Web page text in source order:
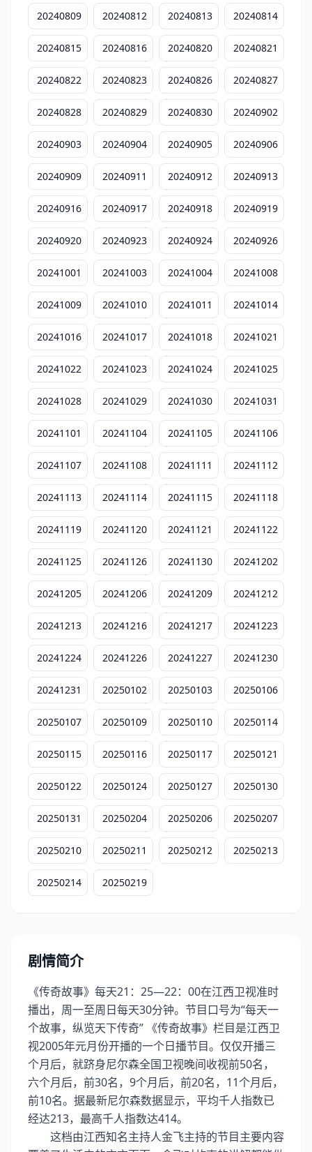
20240809 20240812 20240813 20240814
20240815 20240816 20240820 20240821
20240822 20240823 20240826 20240827
20240828 20240829 20240830 20240902
20240903 20240904 20240905 20240906
20240909 20240911 20240912 20240913
20240916 20240917 20240918 20240919
20240920 20240923 20240924 20240926
20241001 20241003 20241004 20241008
20241009 20241010 20241011 20241014
20241016 20241017 20241018 20241021
20241022 20241023 20241024 20241025
20241028 20241029 20241030 20241031
20241101 20241104 20241105 20241106
20241107 20241108 20241111 20241112
20241113 20241114 20241115 20241118
20241119 20241120 20241121 20241122
20241125 20241126 20241130 20241202
20241205 20241206 20241209 20241212
20241213 20241216 20241217 20241223
20241224 20241226 20241227 20241230
20241231 20250102 20250103 20250106
20250107 20250109 20250110 20250114
20250115 20250116 20250117 20250121
20250122 20250124 20250127 20250130
20250131 20250204 20250206 20250207
20250210 20250211 20250212 20250213
20250214 20250219
剧情简介
《传奇故事》每天21：25—22：00在江西卫视准时
播出，周一至周日每天30分钟。节目口号为“每天一
个故事，纵览天下传奇” 《传奇故事》栏目是江西卫
视2005年元月份开播的一个日播节目。仅仅开播三
个月后，就跻身尼尔森全国卫视晚间收视前50名，
六个月后，前30名，9个月后，前20名，11个月后，
前10名。据最新尼尔森数据显示，平均千人指数已
经达213，最高千人指数达414。
这档由江西知名主持人金飞主持的节目主要内容